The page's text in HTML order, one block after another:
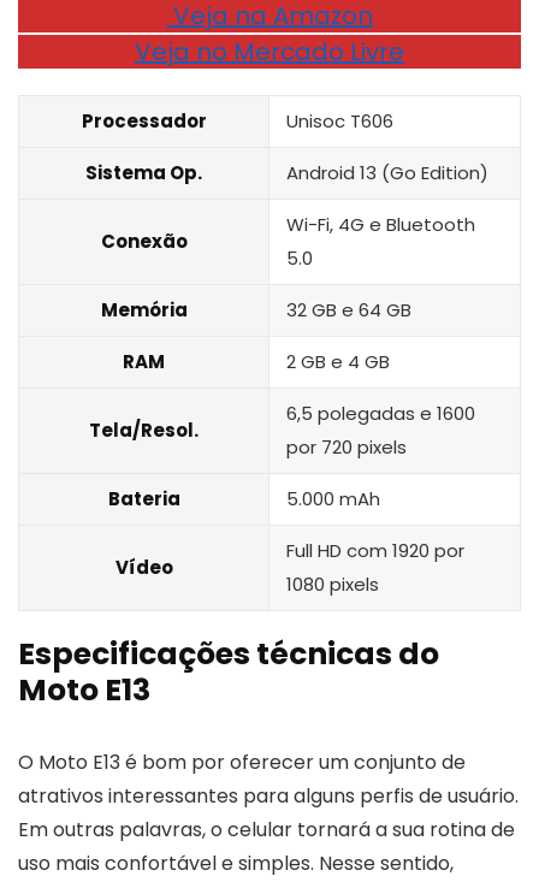
Veja na Amazon
Veja no Mercado Livre
Processador Unisoc T606
Sistema Op. Android 13 (Go Edition)
Conexão
Wi-Fi, 4G e Bluetooth
5.0
Memória 32 GB e 64 GB
RAM 2 GB e 4 GB
Tela/Resol.
6,5 polegadas e 1600
por 720 pixels
Bateria 5.000 mAh
Vídeo
Full HD com 1920 por
1080 pixels
Especificações técnicas do
Moto E13
O Moto E13 é bom por oferecer um conjunto de
atrativos interessantes para alguns perfis de usuário.
Em outras palavras, o celular tornará a sua rotina de
uso mais confortável e simples. Nesse sentido,